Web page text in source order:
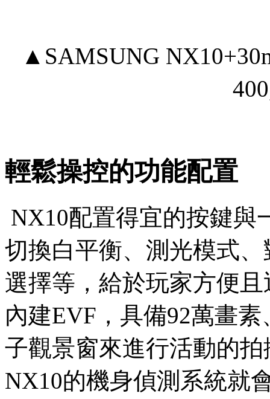
▲SAMSUNG
輕鬆操控的功能配置
NX10配置得宜的按鍵與
切換白平衡、測光模式
選擇等，給於玩家方便
內建EVF，具備92萬畫
子觀景窗來進行活動的
NX10的機身偵測系統就